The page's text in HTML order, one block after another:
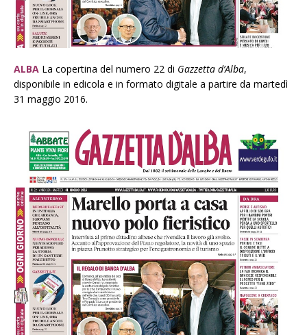
ALBA La copertina del numero 22 di Gazzetta d’Alba,
disponibile in edicola e in formato digitale a partire da martedì
31 maggio 2016.